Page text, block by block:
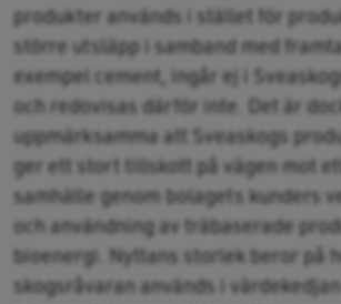
produkter används i stället för
större utsläpp i samband med
exempel cement, ingår ej i
och redovisas därför inte. Det är
uppmärksamma att Sveaskogs
ger ett stort tillskott på vägen mot
samhälle genom bolagets kunders
och användning av träbaserade
bioenergi. Nyttans storlek beror på
skogsråvaran används i